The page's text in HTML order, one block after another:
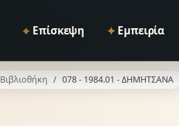
⌖ Επίσκεψη ✦ Εμπειρία
Βιβλιοθήκη 078 - 1984.01 - ΔΗΜΗΤΣΑΝΑ